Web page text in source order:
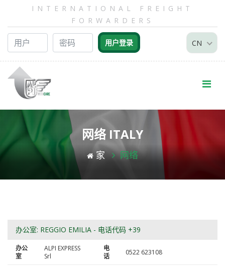
INTERNATIONAL FREIGHT
FORWARDERS
CN
网络 ITALY
家 网络
办公室: REGGIO EMILIA - 电话代码 +39
办公
室
ALPI EXPRESS
Srl
电
话
0522 623108